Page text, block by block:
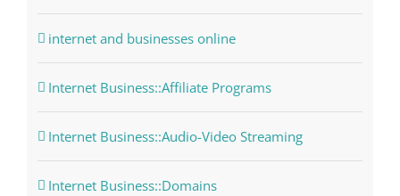
internet and businesses online
Internet Business::Affiliate Programs
Internet Business::Audio-Video Streaming
Internet Business::Domains